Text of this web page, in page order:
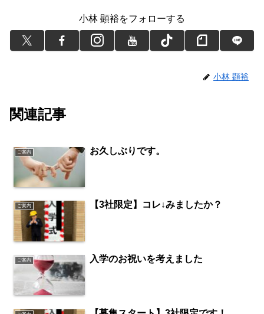
小林 顕裕をフォローする
小林 顕裕
関連記事
ご案内 お久しぶりです。
ご案内 【3社限定】コレ↓みましたか？
ご案内 入学のお祝いを考えました